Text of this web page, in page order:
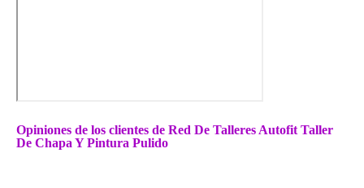
Opiniones de los clientes de Red De Talleres Autofit Taller
De Chapa Y Pintura Pulido